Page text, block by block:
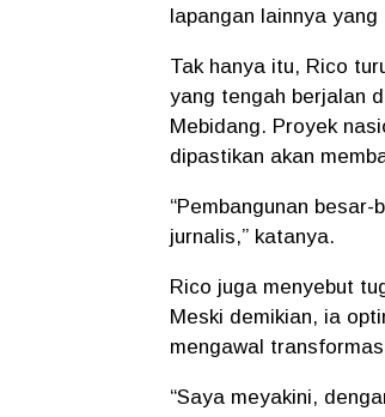
lapangan lainnya
Tak hanya itu, Rico
yang tengah berjalan
Mebidang. Proyek
dipastikan akan
“Pembangunan
jurnalis,” katanya.
Rico juga menyebut
Meski demikian, ia
mengawal
“Saya meyakini,